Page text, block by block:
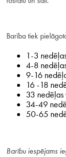
Barība tiek
1-3
4-8
9-16
16 -18
33 nedēļas
34-49
50-65
Barību iespējams